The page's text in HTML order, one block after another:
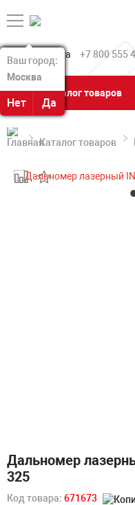
Ваш город:
Москва
Нет Да
Ваш город:
Москва
Нет Да
+7 800 555
Каталог товаров
Каталог товаров
Дальномер
325
Код товара: 671673